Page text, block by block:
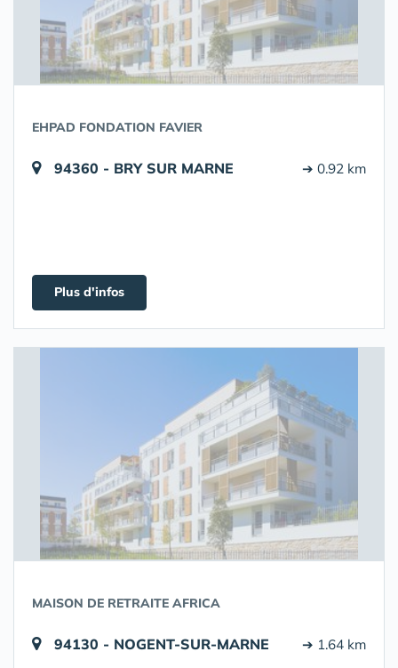
EHPAD FONDATION FAVIER
94360 - BRY SUR MARNE ➔ 0.92 km
Plus d'infos
MAISON DE RETRAITE AFRICA
94130 - NOGENT-SUR-MARNE ➔ 1.64 km